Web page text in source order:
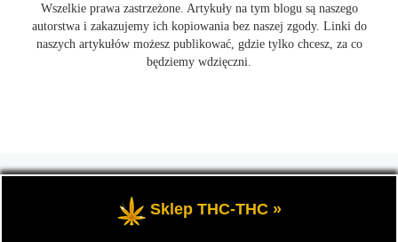
Wszelkie prawa zastrzeżone. Artykuły na tym blogu są naszego
autorstwa i zakazujemy ich kopiowania bez naszej zgody. Linki do
naszych artykułów możesz publikować, gdzie tylko chcesz, za co
będziemy wdzięczni.
wszystko o uprawie i hodowli marihunay, roślin konopi indoor
oraz outdoor.
Sklep THC-THC »